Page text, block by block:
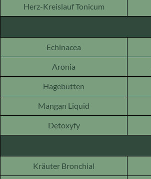
Herz-Kreislauf Tonicum
Echinacea
Aronia
Hagebutten
Mangan Liquid
Detoxyfy
Kräuter Bronchial